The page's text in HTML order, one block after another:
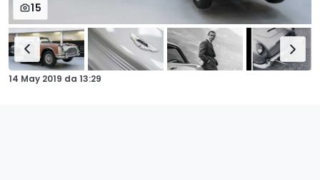
15
14 May 2019 da 13:29